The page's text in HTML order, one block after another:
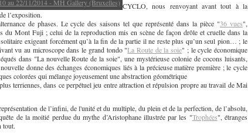
CYCLO, nous renvoyant avant tout à la
l’exposition.
de phases. Le cycle des saisons tel que représenté dans la pièce "36 vues",
du Mont Fuji ; celui de la reproduction mis en scène de façon drôle et cruelle dans la
exigeant forcément qu’à la fin de la partie il ne reste plus qu’un seul pion… ; le
vu au microscope dans le grand tondo "La Route de la soie" ; le cycle économique
dans "La nouvelle Route de la soie", une mystérieuse colonie de cocons luisants,
donne des échanges économiques liés à la précieuse matière première ; le cycle
colorées qui mélange joyeusement une abstraction géométrique
terriennes, dans ce perpétuel jeu entre attraction et répulsion propre au travail de Mai
de l’infini, de l'unité et du multiple, du plein et de la perfection, de l’absolu,
de la moitié perdue du mythe d’Aristophane illustrée par les "Trophées", étranges
tout.